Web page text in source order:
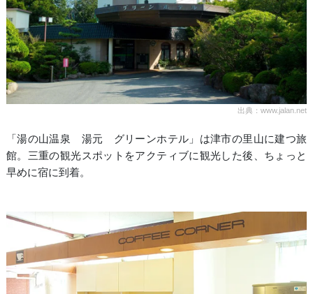
出典：www.jalan.net
「湯の山温泉 湯元 グリーンホテル」は津市の里山に建つ旅
館。三重の観光スポットをアクティブに観光した後、ちょっと
早めに宿に到着。